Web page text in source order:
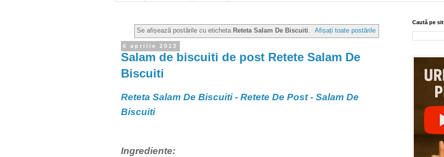
Se afișează postările cu eticheta Reteta Salam De Biscuiti. Afișați toate postările
6 aprilie 2013
Salam de biscuiti de post Retete Salam De
Biscuiti
Reteta Salam De Biscuiti - Retete De Post - Salam De
Biscuiti
Ingrediente:
Caută pe